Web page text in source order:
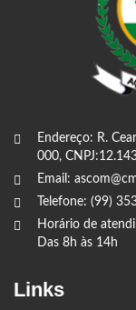
Endereço: R.
000,
Email:
Telefone: (99)
Horário de
Das 8h às 14h
Links